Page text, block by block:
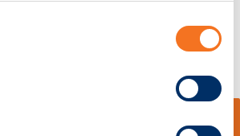
n.155974 - Cap.Soc. € 2.000.000,00 i.v. La